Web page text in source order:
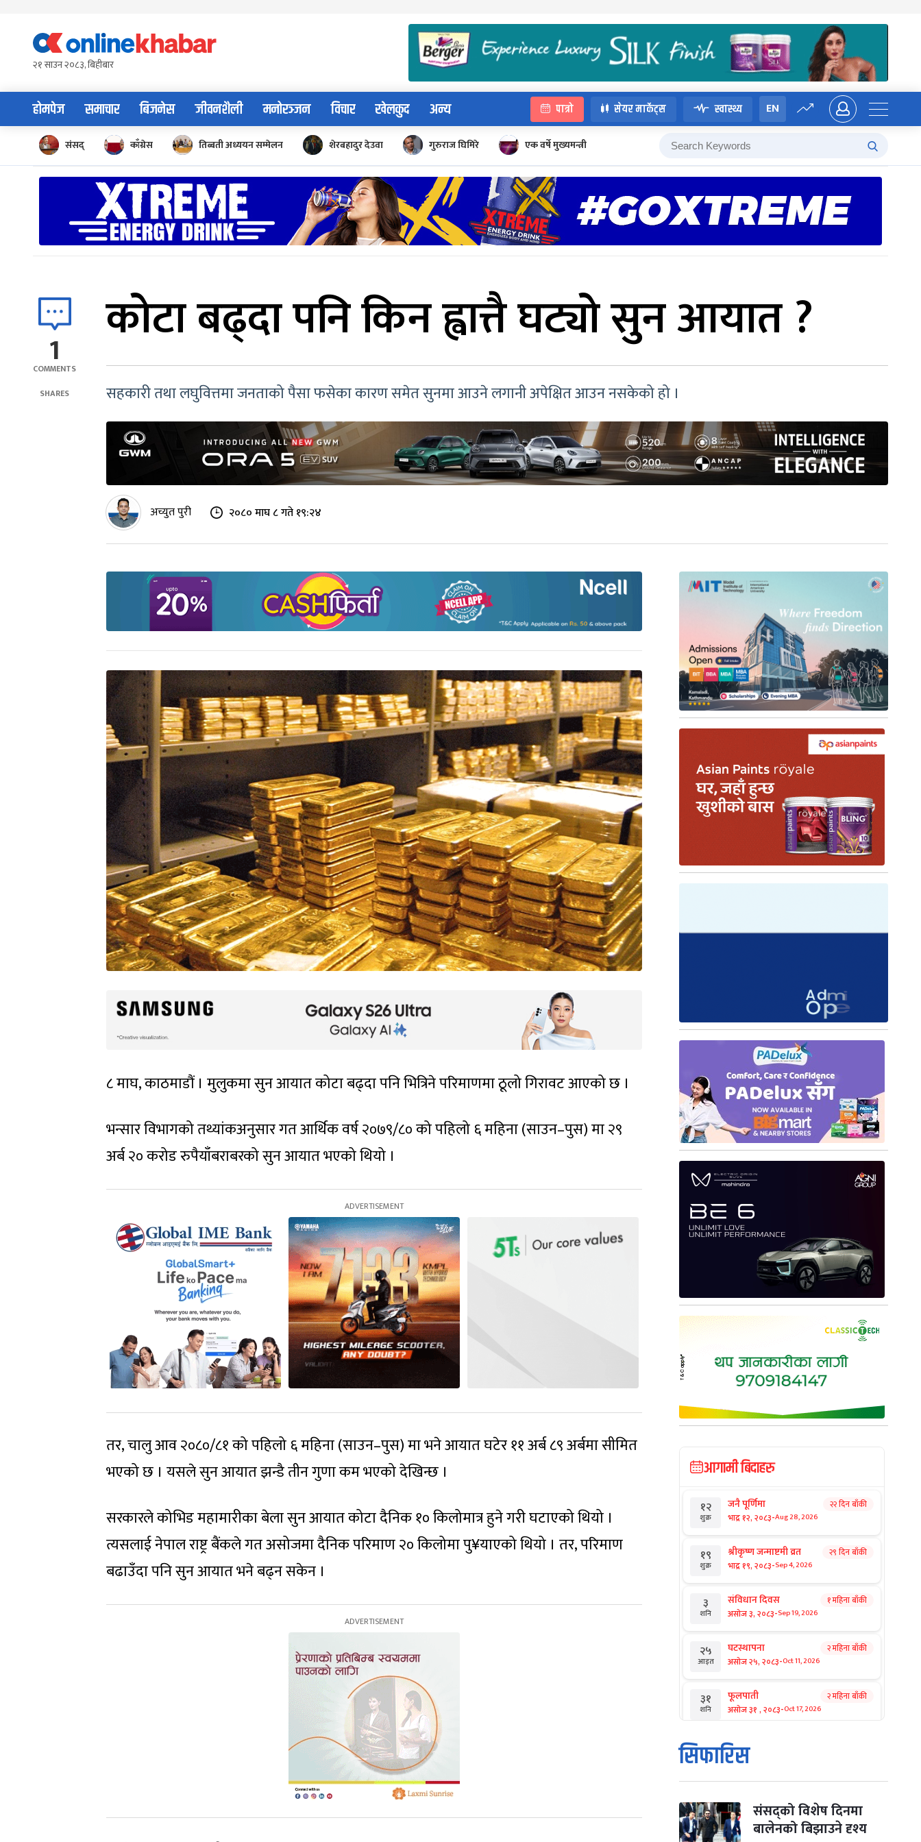
content२१ साउन २०८३, बिहीबार
होमपेज समाचार बिजनेस जीवनशैली मनोरञ्जन विचार खेलकुद अन्य पात्रो सेयर मार्केट्स स्वास्थ्य EN
संसद् काँग्रेस तिब्बती अध्ययन सम्मेलन शेरबहादुर देउवा गुरुराज घिमिरे एक वर्षे मुख्यमन्त्री
1
COMMENTS
SHARES
कोटा बढ्दा पनि किन ह्वात्तै घट्यो सुन आयात ?
सहकारी तथा लघुवित्तमा जनताको पैसा फसेका कारण समेत सुनमा आउने लगानी अपेक्षित आउन नसकेको हो ।
अच्युत पुरी २०८० माघ ८ गते १९:२४
८ माघ, काठमाडौं । मुलुकमा सुन आयात कोटा बढ्दा पनि भित्रिने परिमाणमा ठूलो गिरावट आएको छ ।
भन्सार विभागको तथ्यांकअनुसार गत आर्थिक वर्ष २०७९/८० को पहिलो ६ महिना (साउन–पुस) मा २९
अर्ब २० करोड रुपैयाँबराबरको सुन आयात भएको थियो ।
तर, चालु आव २०८०/८१ को पहिलो ६ महिना (साउन–पुस) मा भने आयात घटेर ११ अर्ब ८९ अर्बमा सीमित
भएको छ । यसले सुन आयात झन्डै तीन गुणा कम भएको देखिन्छ ।
सरकारले कोभिड महामारीका बेला सुन आयात कोटा दैनिक १० किलोमात्र हुने गरी घटाएको थियो ।
त्यसलाई नेपाल राष्ट्र बैंकले गत असोजमा दैनिक परिमाण २० किलोमा पु¥याएको थियो । तर, परिमाण
बढाउँदा पनि सुन आयात भने बढ्न सकेन ।
आगामी बिदाहरु
१२
शुक्र
जनै पूर्णिमा
भाद्र १२, २०८३-Aug 28, 2026
२२ दिन बाँकी
१९
शुक्र
श्रीकृष्ण जन्माष्टमी व्रत
भाद्र १९, २०८३-Sep 4, 2026
२९ दिन बाँकी
३
शनि
संविधान दिवस
असोज ३, २०८३-Sep 19, 2026
१ महिना बाँकी
२५
आइत
घटस्थापना
असोज २५, २०८३-Oct 11, 2026
२ महिना बाँकी
३१
शनि
फूलपाती
असोज ३१ , २०८३-Oct 17, 2026
२ महिना बाँकी
१
आइत
कार्तिक सङ्क्रान्ति
कार्तिक १, २०८३
मंगल कार्तिक ३, २०८३-Oct 20, 2026
सिफारिस
संसद्को विशेष दिनमा
बालेनको बिझाउने दृश्य